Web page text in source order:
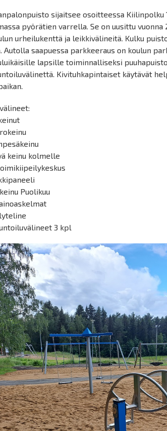
sijaitsee osoitteessa Kiilinpolku
pyörätien varrella. Se on uusittu
urheilukenttä ja leikkivälineitä. Kulku
Autolla saapuessa parkkeeraus on koulun
lapsille toiminnalliseksi
Kivituhkapintaiset käytävät
keinu kolmelle
Puolikuu
3 kpl